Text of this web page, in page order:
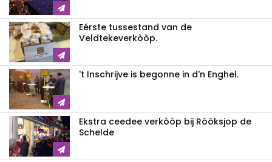
Eérste tussestand van de
Veldtekeverkòòp.
't Inschrijve is begonne in d'n Enghel.
Ekstra ceedee verkòòp bij Ròòksjop de
Schelde